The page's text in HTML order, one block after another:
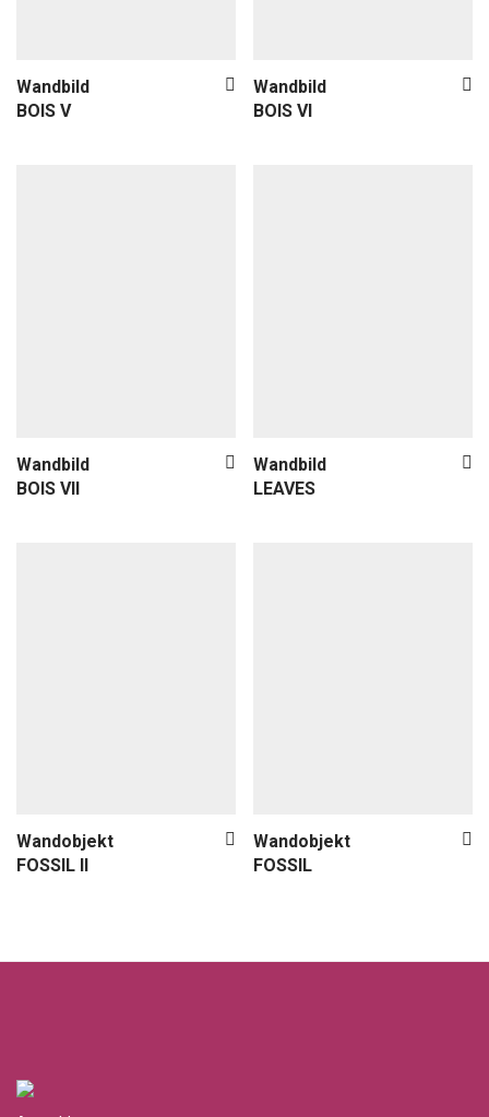
Wandbild
BOIS V
Wandbild
BOIS VI
Wandbild
BOIS VII
Wandbild
LEAVES
Wandobjekt
FOSSIL II
Wandobjekt
FOSSIL